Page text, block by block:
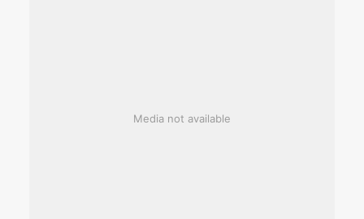
Media not available